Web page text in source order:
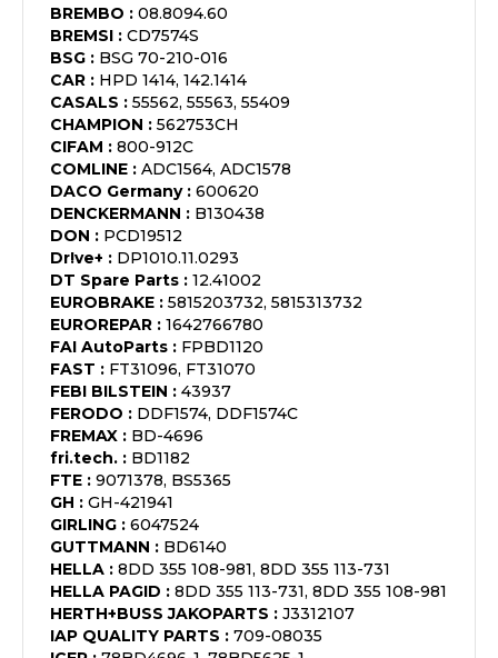
BREMBO : 08.8094.60
BREMSI : CD7574S
BSG : BSG 70-210-016
CAR : HPD 1414, 142.1414
CASALS : 55562, 55563, 55409
CHAMPION : 562753CH
CIFAM : 800-912C
COMLINE : ADC1564, ADC1578
DACO Germany: 600620
DENCKERMANN : B130438
DON : PCD19512
Dr!ve+ : DP1010.11.0293
DT Spare Parts : 12.41002
EUROBRAKE : 5815203732, 5815313732
EUROREPAR : 1642766780
FAI AutoParts : FPBD1120
FAST : FT31096, FT31070
FEBI BILSTEIN : 43937
FERODO : DDF1574, DDF1574C
FREMAX : BD-4696
fri.tech. : BD1182
FTE : 9071378, BS5365
GH : GH-421941
GIRLING : 6047524
GUTTMANN : BD6140
HELLA : 8DD 355 108-981, 8DD 355 113-731
HELLA PAGID : 8DD 355 113-731, 8DD 355 108-981
HERTH+BUSS JAKOPARTS : J3312107
IAP QUALITY PARTS : 709-08035